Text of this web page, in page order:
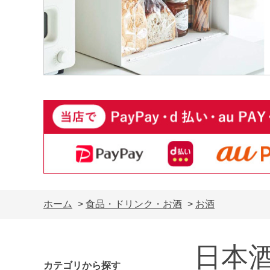
ホーム > 食品・ドリンク・お酒 > お酒
カテゴリから探す 日本